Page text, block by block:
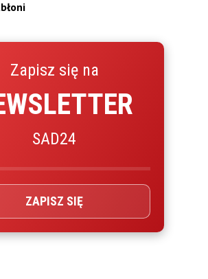
Zapisz się na
SAD24
ZAPISZ SIĘ